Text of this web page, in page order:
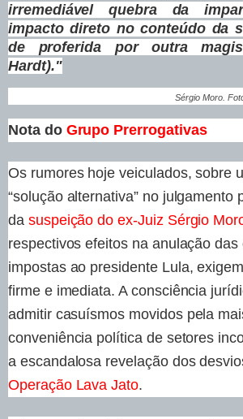
irremediável quebra da
impacto direto no conteúdo da
de proferida por outra
Hardt)."
Sérgio Moro.
Nota do Grupo Prerrogativas
Os rumores hoje veiculados, sobre
“solução alternativa” no julgamento
da suspeição do ex-Juiz Sérgio
respectivos efeitos na anulação
impostas ao presidente Lula,
firme e imediata. A consciência
admitir casuísmos movidos pela
conveniência política de setores
a escandalosa revelação dos
Operação Lava Jato.